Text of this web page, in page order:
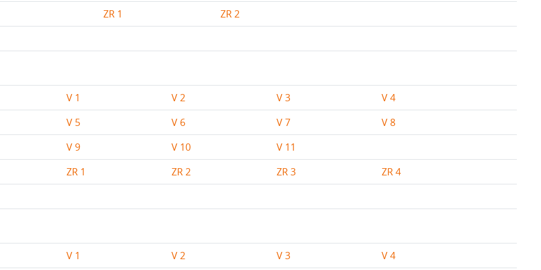
ZR 1
ZR 2
V 1 V 2 V 3
V 4
V 5
V 6 V 7
V 8
V 9
V 10
V 11
ZR 1 ZR 2 ZR 3
ZR 4
V 1 V 2 V 3
V 4